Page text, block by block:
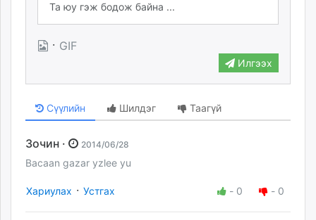
· GIF
Илгээх
Сүүлийн Шилдэг Таагүй
Зочин · 2014/06/28
Bacaan gazar yzlee yu
Хариулах · Устгах - 0 - 0